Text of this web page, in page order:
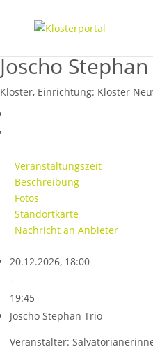
Joscho
Kloster, Einrichtung: Kloster
Veranstaltungszeit
Beschreibung
Fotos
Standortkarte
Nachricht an Anbieter
20.12.2026, 18:00
-
19:45
Joscho Stephan Trio
Veranstalter: